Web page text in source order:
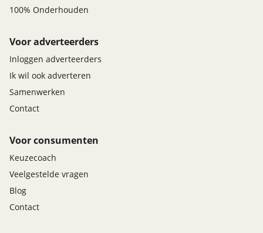
100% Onderhouden
Voor adverteerders
Inloggen adverteerders
Ik wil ook adverteren
Samenwerken
Contact
Voor consumenten
Keuzecoach
Veelgestelde vragen
Blog
Contact